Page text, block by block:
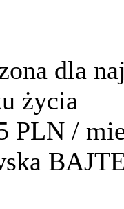
dla
życia
PLN /